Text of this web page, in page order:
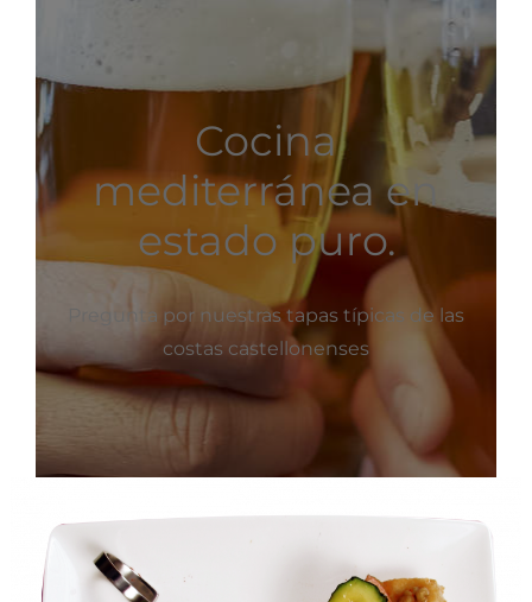
Cocina
mediterránea en
estado puro.
Pregunta por nuestras tapas típicas de las
costas castellonenses